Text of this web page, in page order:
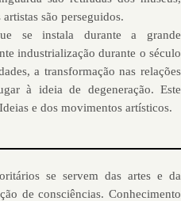
são perseguidos.
se instala durante a grande
industrialização durante o século
a transformação nas relações
à ideia de degeneração. Este
e dos movimentos artísticos.
se servem das artes e da
de consciências. Conhecimento